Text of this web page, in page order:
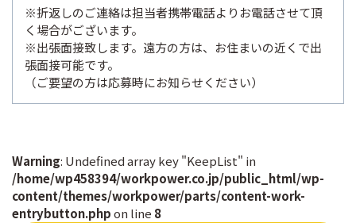
※折返しのご連絡は担当者携帯電話よりお電話させて頂
く場合がございます。
※出張面接致します。遠方の方は、お住まいの近くで出
張面接可能です。
（ご要望の方は応募時にお知らせください）
Warning: Undefined array key "KeepList" in
/home/wp458394/workpower.co.jp/public_html/wp-
content/themes/workpower/parts/content-work-
entrybutton.phpon line 8